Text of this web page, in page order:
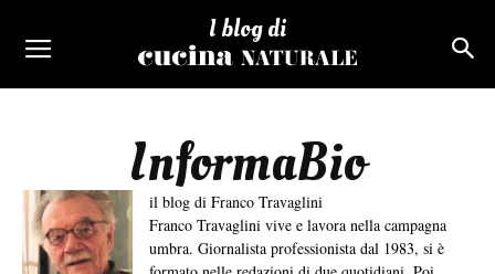
I blog di
InformaBio
il blog di Franco Travaglini
Franco Travaglini vive e lavora nella campagna
umbra. Giornalista professionista dal 1983, si è